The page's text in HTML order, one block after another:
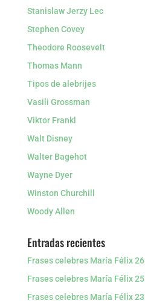
Stanislaw Jerzy Lec
Stephen Covey
Theodore Roosevelt
Thomas Mann
Tipos de alebrijes
Vasili Grossman
Viktor Frankl
Walt Disney
Walter Bagehot
Wayne Dyer
Winston Churchill
Woody Allen
Entradas recientes
Frases celebres María Félix 26
Frases celebres María Félix 25
Frases celebres María Félix 23